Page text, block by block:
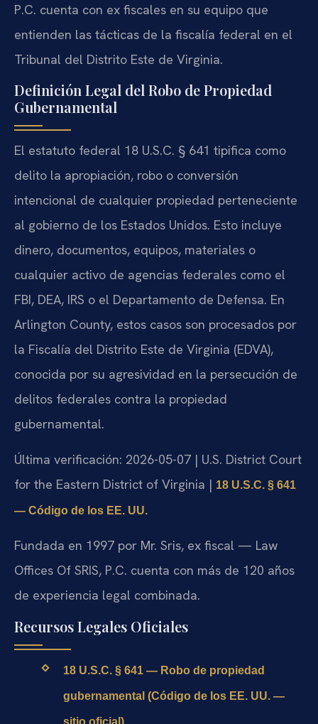
P.C. cuenta con ex fiscales en su equipo que
entienden las tácticas de la fiscalía federal en el
Tribunal del Distrito Este de Virginia.
Definición Legal del Robo de Propiedad
Gubernamental
El estatuto federal 18 U.S.C. § 641 tipifica como
delito la apropiación, robo o conversión
intencional de cualquier propiedad perteneciente
al gobierno de los Estados Unidos. Esto incluye
dinero, documentos, equipos, materiales o
cualquier activo de agencias federales como el
FBI, DEA, IRS o el Departamento de Defensa. En
Arlington County, estos casos son procesados por
la Fiscalía del Distrito Este de Virginia (EDVA),
conocida por su agresividad en la persecución de
delitos federales contra la propiedad
gubernamental.
Última verificación: 2026-05-07 | U.S. District Court
for the Eastern District of Virginia | 18 U.S.C. § 641
— Código de los EE. UU.
Fundada en 1997 por Mr. Sris, ex fiscal — Law
Offices Of SRIS, P.C. cuenta con más de 120 años
de experiencia legal combinada.
Recursos Legales Oficiales
18 U.S.C. § 641 — Robo de propiedad
gubernamental (Código de los EE. UU. —
sitio oficial)